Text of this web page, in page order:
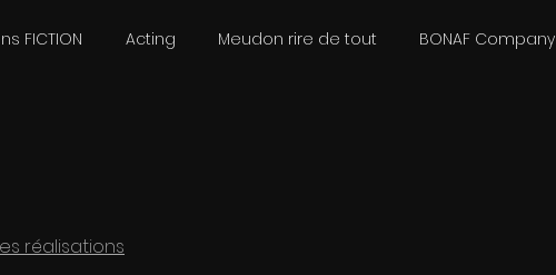
FICTION Acting Meudon rire de tout BONAF Company
réalisations